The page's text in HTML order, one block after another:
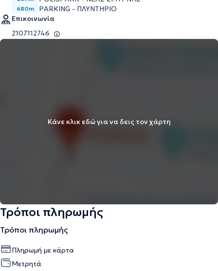
680m
PARKING - ΠΛΥΝΤΗΡΙΟ
Επικοινωνία
2107112746
Κάνε κλικ εδώ για να δεις τον χάρτη
Τρόποι πληρωμής
Τρόποι πληρωμής
Πληρωμή με κάρτα
Μετρητά